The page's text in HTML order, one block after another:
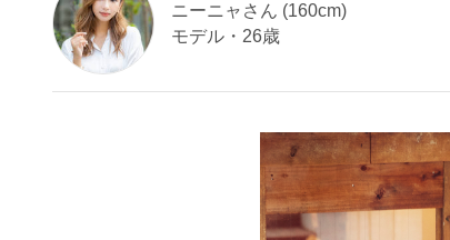
ニーニャさん (160cm)
モデル・26歳